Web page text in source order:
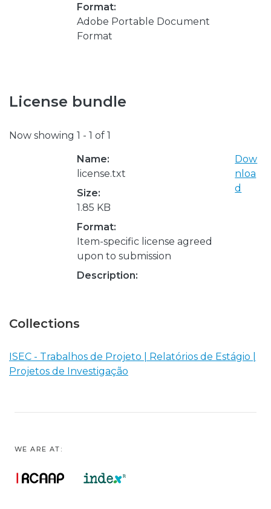
Format:
Adobe Portable Document
Format
License bundle
Now showing 1 - 1 of 1
Name:
license.txt
Size:
1.85 KB
Format:
Item-specific license agreed
upon to submission
Description:
Dow
nloa
d
Collections
ISEC - Trabalhos de Projeto | Relatórios de Estágio |
Projetos de Investigação
WE ARE AT: